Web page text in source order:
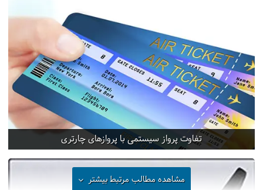
تفاوت پرواز سیستمی با پروازهای چارتری
مشاهده مطالب مرتبطبیشتر